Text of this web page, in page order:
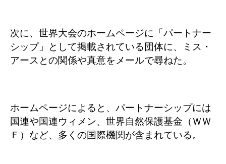
次に、世界大会のホームページに「パートナー
シップ」として掲載されている団体に、ミス・
アースとの関係や真意をメールで尋ねた。
ホームページによると、パートナーシップには
国連や国連ウィメン、世界自然保護基金（ＷＷ
Ｆ）など、多くの国際機関が含まれている。